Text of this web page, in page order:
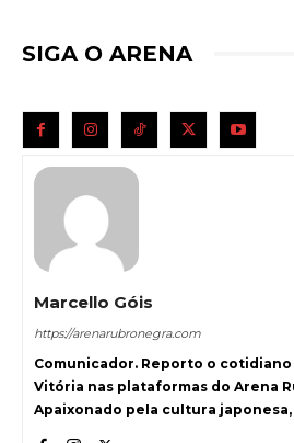
SIGA O ARENA
Marcello Góis
https://arenarubronegra.com
Comunicador. Reporto o
Vitória nas plataformas do Arena
Apaixonado pela cultura